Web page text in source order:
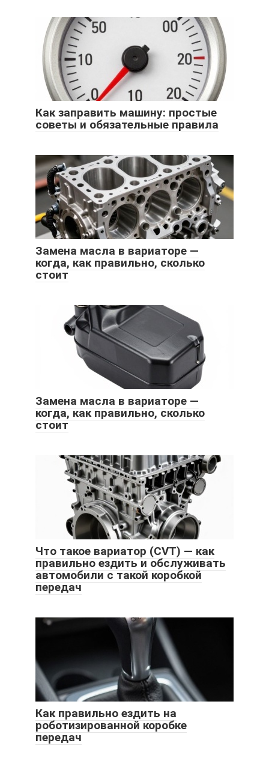
Как заправить машину: простые
советы и обязательные правила
Замена масла в вариаторе —
когда, как правильно, сколько
стоит
Замена масла в вариаторе —
когда, как правильно, сколько
стоит
Что такое вариатор (CVT) — как
правильно ездить и обслуживать
автомобили с такой коробкой
передач
Как правильно ездить на
роботизированной коробке
передач